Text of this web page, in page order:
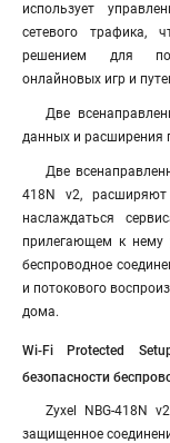
использует
сетевого трафика,
решением для
онлайновых игр и
Две
данных и расширения
Две
418N v2,
наслаждаться
прилегающем к нему
беспроводное
и потокового
дома.
Wi-Fi Protected
безопасности
Zyxel NBG-418N
защищенное